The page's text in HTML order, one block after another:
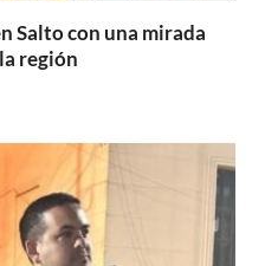
Salto con una mirada
región